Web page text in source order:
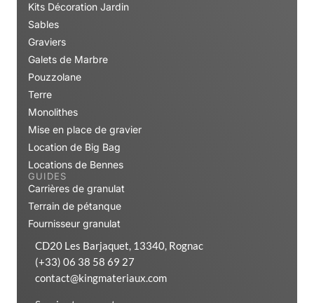
Kits Décoration Jardin
Sables
Graviers
Galets de Marbre
Pouzzolane
Terre
Monolithes
Mise en place de gravier
Location de Big Bag
Locations de Bennes
GUIDES
Carrières de granulat
Terrain de pétanque
Fournisseur granulat
CD20 Les Barjaquet, 13340, Rognac
(+33) 06 38 58 69 27
contact@kingmateriaux.com